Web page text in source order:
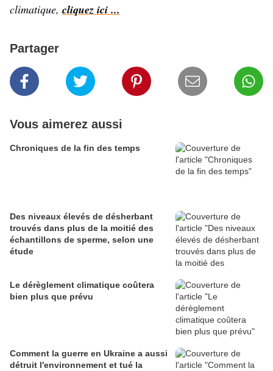
climatique, cliquez ici ...
Partager
Vous aimerez aussi
Chroniques de la fin des temps
Des niveaux élevés de désherbant
trouvés dans plus de la moitié des
échantillons de sperme, selon une
étude
Le dérèglement climatique coûtera
bien plus que prévu
Comment la guerre en Ukraine a aussi
détruit l'environnement et tué la